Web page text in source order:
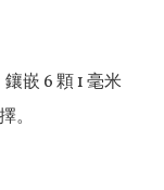
嵌 6 顆 1 毫米
。